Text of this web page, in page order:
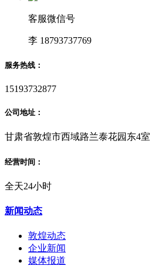
客服微信号
李 18793737769
服务热线：
15193732877
公司地址：
甘肃省敦煌市西域路兰泰花园东4室
经营时间：
全天24小时
新闻动态
敦煌动态
企业新闻
媒体报道